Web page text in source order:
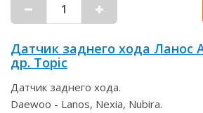
Датчик заднего хода Ланос
др. Topic
Датчик заднего хода.
Daewoo - Lanos, Nexia, Nubira.